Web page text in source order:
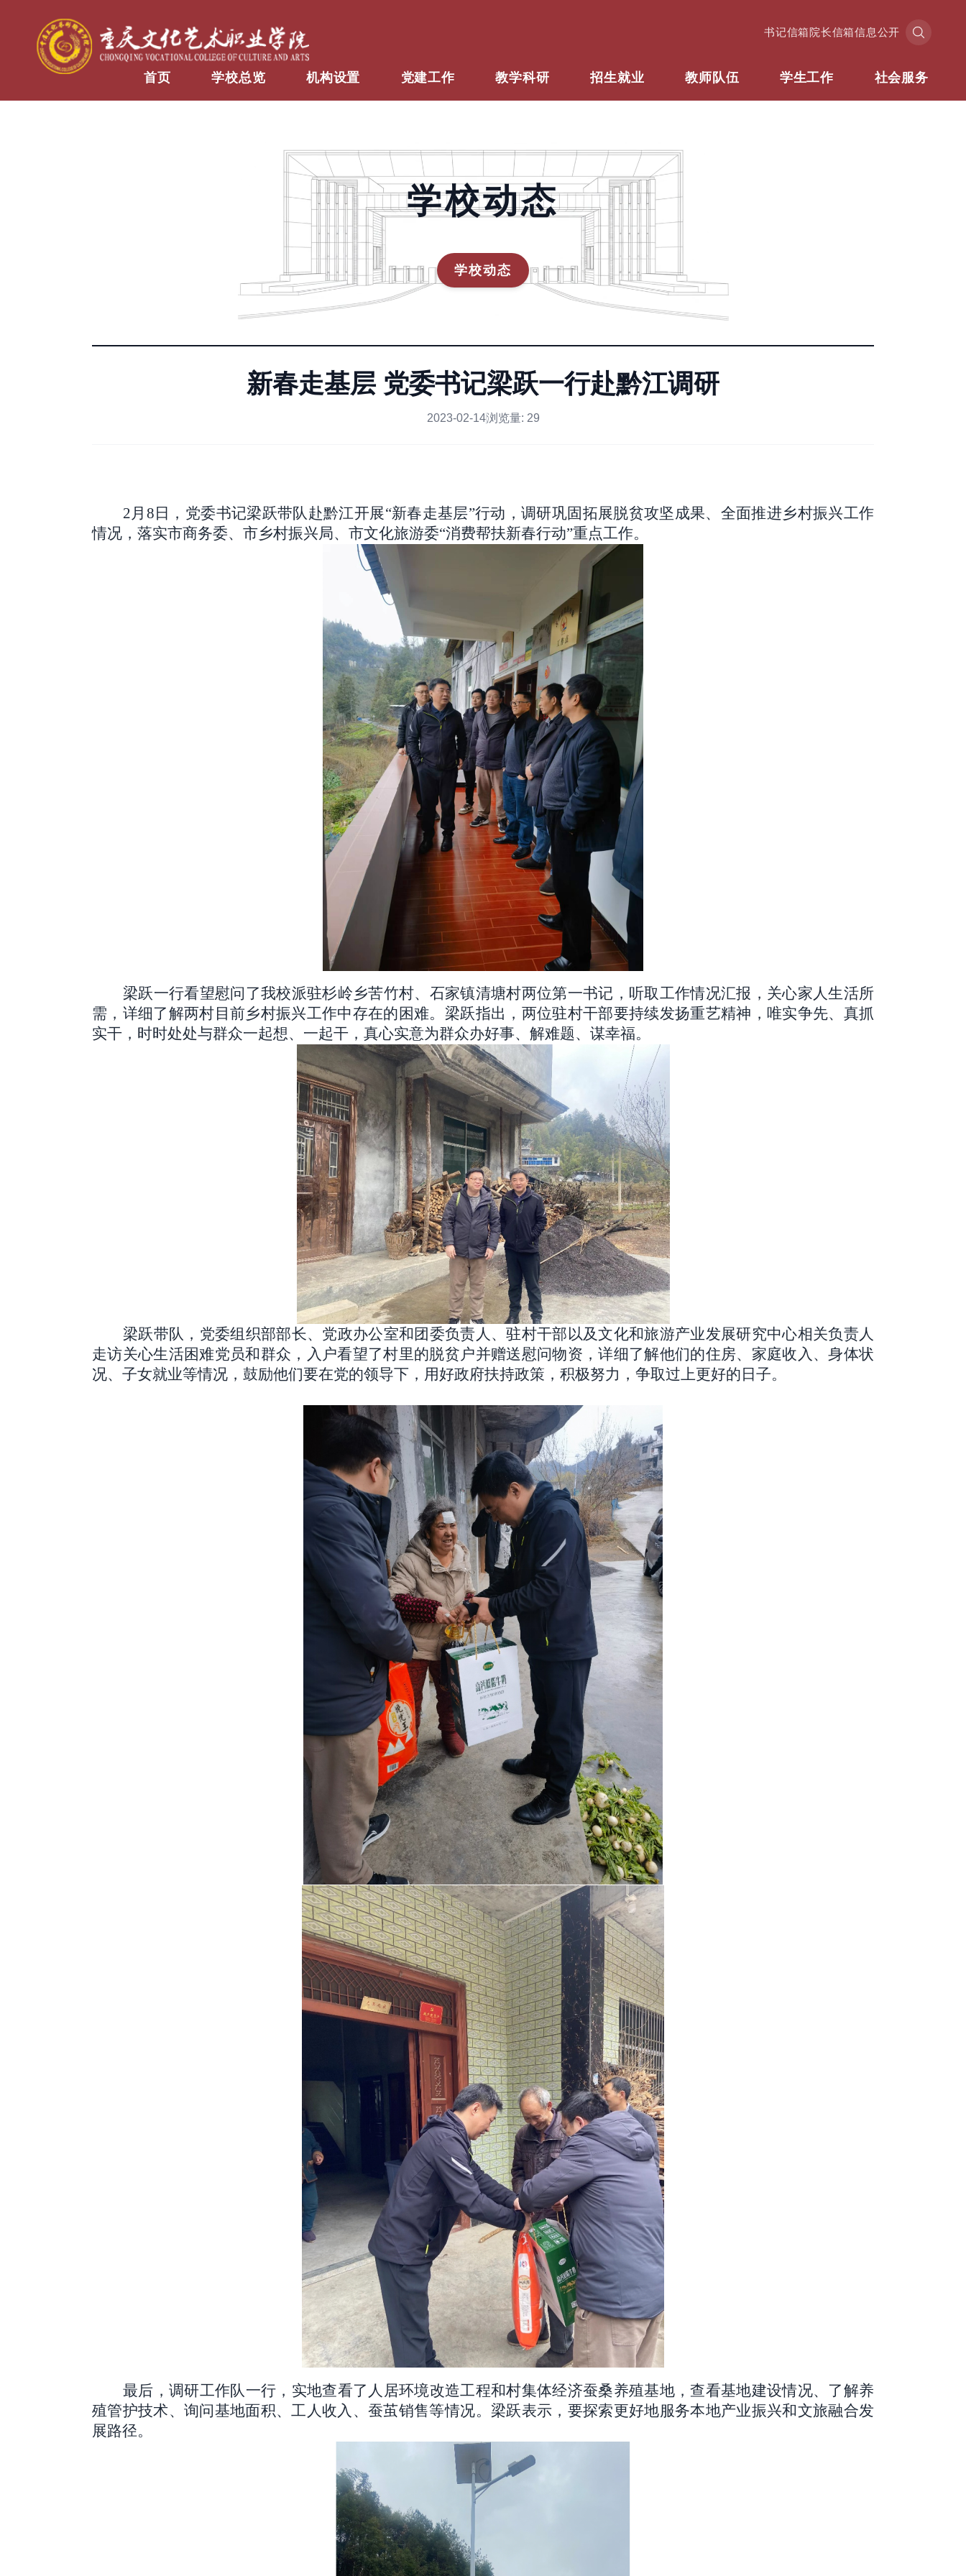
书记信箱院长信箱信息公开
首页 学校总览 机构设置 党建工作 教学科研 招生就业 教师队伍 学生工作 社会服务
学校动态
学校动态
新春走基层 党委书记梁跃一行赴黔江调研
2023-02-14浏览量: 29
2月 8 日，党委书记梁跃带队赴黔江开展“新春走基层”行动，调研巩固拓展脱贫攻坚成果、全面推进乡村振兴工作
情况，落实市商务委、市乡村振兴局、市文化旅游委“消费帮扶新春行动”重点工作。
梁跃一行看望慰问了我校派驻杉岭乡苦竹村、石家镇清塘村两位第一书记，听取工作情况汇报，关心家人生活所
需，详细了解两村目前乡村振兴工作中存在的困难。梁跃指出，两位驻村干部要持续发扬重艺精神，唯实争先、真抓
实干，时时处处与群众一起想、一起干，真心实意为群众办好事、解难题、谋幸福。
梁跃带队， 党委组织部部长、党政办公室和团委负责人、驻村干部以及文化和旅游产业发展研究中心相关负责人
走访关心生活困难党员和群众， 入户看望了村里的脱贫户并赠送慰问物资，详细了解他们的住房、家庭收入、身体状
况、子女就业等情况，鼓励他们要在党的领导下，用好政府扶持政策，积极努力，争取过上更好的日子。
最后，调研工作队一行，实地查看了人居环境改造工程和村集体经济蚕桑养殖基地，查看基地建设情况、了解养
殖管护技术、询问基地面积、工人收入、蚕茧销售等情况。梁跃表示，要探索更好地服务本地产业振兴和文旅融合发
展路径。